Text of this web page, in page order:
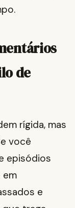
de
rígida, mas
você
episódios
em
e